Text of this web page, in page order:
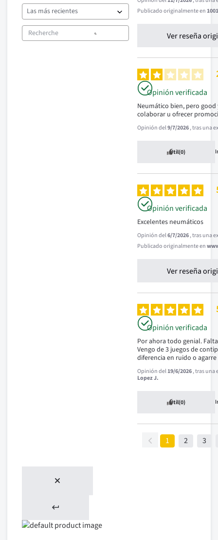
Publicado originalmente en
Ver reseña
Opinión verificada
Neumático bien, pero
colaborar u ofrecer
Opinión del9/7/2026, tras una
Útil(0)
Opinión verificada
Excelentes neumáticos
Opinión del6/7/2026, tras una
Publicado originalmente en
Ver reseña
Opinión verificada
Por ahora todo genial.
Vengo de 3 juegos de
diferencia en ruido o agarre
Opinión del19/6/2026, tras una
Lopez J.
Útil(0)
1 2 3